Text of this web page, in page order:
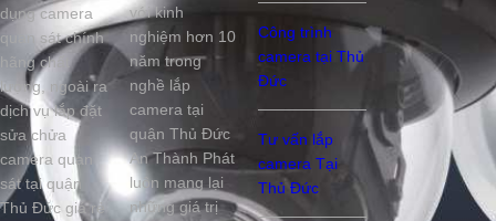
dụng camera
quan sát chính
hãng chất
lượng, ngoài ra
dịch vụ lắp đặt
sửa chửa
camera quan
sát tại quận
Thủ Đức giá rẻ
với kinh
nghiệm hơn 10
năm trong
nghề lắp
camera tại
quận Thủ Đức
An Thành Phát
luôn mang lại
những giá trị
Công trình
camera tại Thủ
Đức
Tư vấn lắp
camera Tại
Thủ Đức